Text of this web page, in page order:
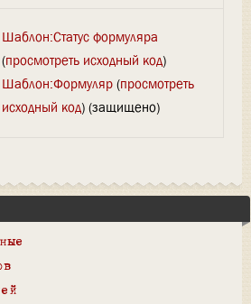
Шаблон:Статус формуляра
(просмотреть исходный код)
Шаблон:Формуляр(просмотреть
исходный код) (защищено)